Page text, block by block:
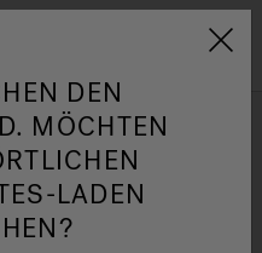
Jacuzzi&reg; EMEA
Rotlicht-
Sie
DEN
MÖCHTEN
LADEN